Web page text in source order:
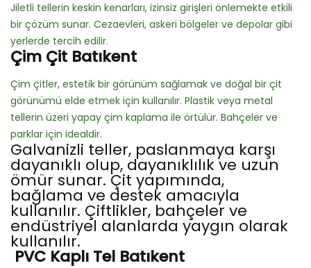
Jiletli tellerin keskin kenarları, izinsiz girişleri önlemekte etkili
bir çözüm sunar. Cezaevleri, askeri bölgeler ve depolar gibi
yerlerde tercih edilir.
Çim Çit Batıkent
Çim çitler, estetik bir görünüm sağlamak ve doğal bir çit
görünümü elde etmek için kullanılır. Plastik veya metal
tellerin üzeri yapay çim kaplama ile örtülür. Bahçeler ve
parklar için idealdir.
Galvanizli teller, paslanmaya karşı
dayanıklı olup, dayanıklılık ve uzun
ömür sunar. Çit yapımında,
bağlama ve destek amacıyla
kullanılır. Çiftlikler, bahçeler ve
endüstriyel alanlarda yaygın olarak
kullanılır.
PVC Kaplı Tel Batıkent